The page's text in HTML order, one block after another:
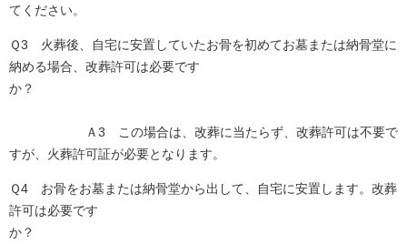
てください。
Ｑ3 火葬後、自宅に安置していたお骨を初めてお墓または納骨堂に
納める場合、改葬許可は必要です
か？
Ａ3 この場合は、改葬に当たらず、改葬許可は不要で
すが、火葬許可証が必要となります。
Ｑ4 お骨をお墓または納骨堂から出して、自宅に安置します。改葬
許可は必要です
か？